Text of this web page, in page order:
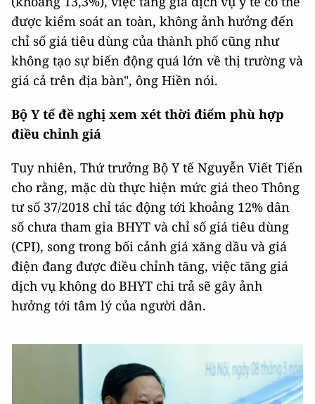
được kiểm soát an toàn, không ảnh hưởng đến
chỉ số giá tiêu dùng của thành phố cũng như
không tạo sự biến động quá lớn về thị trường và
giá cả trên địa bàn", ông Hiền nói.
Bộ Y tế đề nghị xem xét thời điểm phù hợp
điều chỉnh giá
Tuy nhiên, Thứ trưởng Bộ Y tế Nguyễn Viết Tiến
cho rằng, mặc dù thực hiện mức giá theo Thông
tư số 37/2018 chỉ tác động tới khoảng 12% dân
số chưa tham gia BHYT và chỉ số giá tiêu dùng
(CPI), song trong bối cảnh giá xăng dầu và giá
điện đang được điều chỉnh tăng, việc tăng giá
dịch vụ không do BHYT chi trả sẽ gây ảnh
hưởng tới tâm lý của người dân.